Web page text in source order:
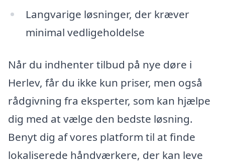
Langvarige løsninger, der kræver
minimal vedligeholdelse
Når du indhenter tilbud på nye døre i
Herlev, får du ikke kun priser, men også
rådgivning fra eksperter, som kan hjælpe
dig med at vælge den bedste løsning.
Benyt dig af vores platform til at finde
lokaliserede håndværkere, der kan leve